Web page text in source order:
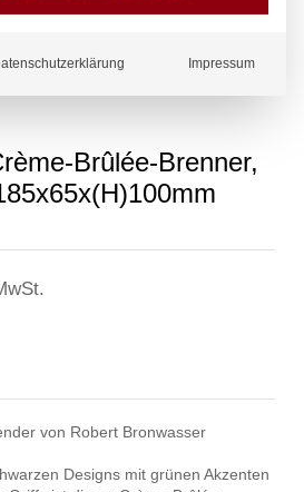
Brûlée-Brenner,
von Robert Bronwasser
Designs mit grünen Akzenten
Impressum